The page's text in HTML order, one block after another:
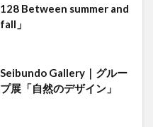
128 Between summer and
fall」
Seibundo Gallery｜グルー
プ展「自然のデザイン」